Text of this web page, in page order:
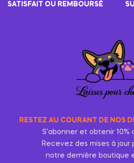
SATISFAIT OU REMBOURSÉ
RESTEZ AU COURANT DE NOS
S’abonner et obtenir 10%
Recevez des mises à jour
notre dernière boutique